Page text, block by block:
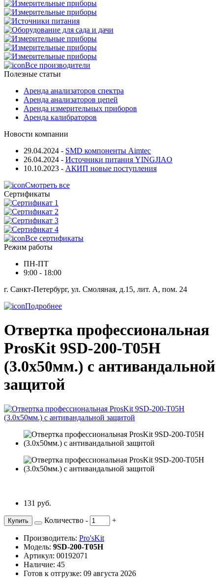
Все производители
Полезные статьи
Аренда анализаторов спектра
Аренда анализаторов цепей
Аренда измерительных приборов
Аренда калибраторов
Новости компании
29.04.2024 - SMD компоненты Aimtec
26.04.2024 - Источники питания YINGJIAO
10.10.2023 - АКИП новые поступления
Смотреть все
Сертификаты
Все сертификаты
Режим работы
ПН-ПТ
9:00 - 18:00
г. Санкт-Петербург, ул. Смоляная, д.15, лит. А, пом. 24
Подробнее
Отвертка профессиональная
ProsKit 9SD-200-T05H
(3.0x50мм.) с антивандальной
защитой
131 руб.
Купить Количество - +
Производитель: Pro'sKit
Модель: 9SD-200-T05H
Артикул: 00192071
Наличие: 45
Готов к отгрузке: 09 августа 2026